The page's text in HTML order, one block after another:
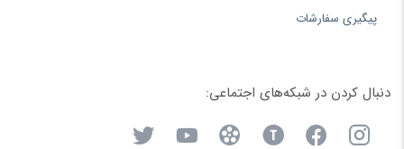
پیگیری سفارشات
دنبال کردن در شبکه‌های اجتماعی: